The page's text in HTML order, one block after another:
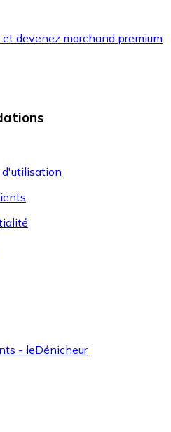
devenez marchand premium
d'utilisation
- leDénicheur